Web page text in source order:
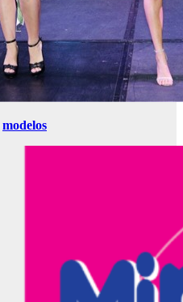
modelos